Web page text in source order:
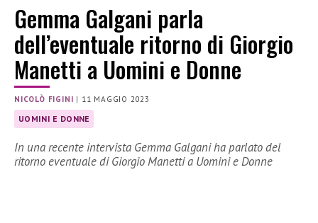
Gemma Galgani parla
dell’eventuale ritorno di Giorgio
Manetti a Uomini e Donne
NICOLÒ FIGINI | 11 MAGGIO 2023
UOMINI E DONNE
In una recente intervista Gemma Galgani ha parlato del
ritorno eventuale di Giorgio Manetti a Uomini e Donne